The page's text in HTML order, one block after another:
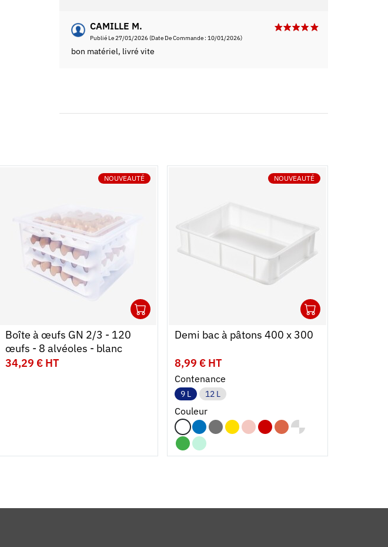
CAMILLE M.
Publié Le 27/01/2026(Date De Commande : 10/01/2026)
bon matériel, livré vite
NOUVEAUTÉ
Boîte à œufs GN 2/3 - 120
œufs - 8 alvéoles - blanc
34,29 € HT
NOUVEAUTÉ
Demi bac à pâtons 400 x 300
8,99 € HT
Contenance
9 L 12 L
Couleur